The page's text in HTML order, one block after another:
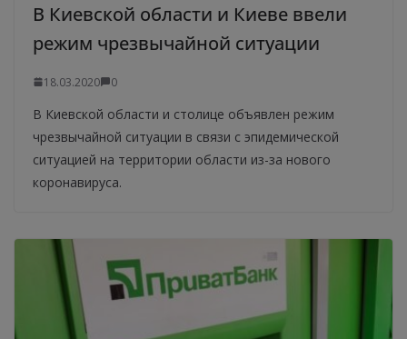
В Киевской области и Киеве ввели
режим чрезвычайной ситуации
18.03.2020 0
В Киевской области и столице объявлен режим
чрезвычайной ситуации в связи с эпидемической
ситуацией на территории области из-за нового
коронавируса.